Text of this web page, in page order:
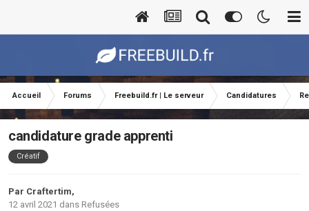
Accueil Forums Freebuild.fr | Le serveur Candidatures
candidature grade apprenti
Créatif
Par Craftertim,
12 avril 2021 dans Refusées